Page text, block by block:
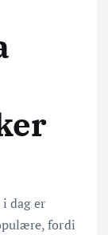
dag er
fordi